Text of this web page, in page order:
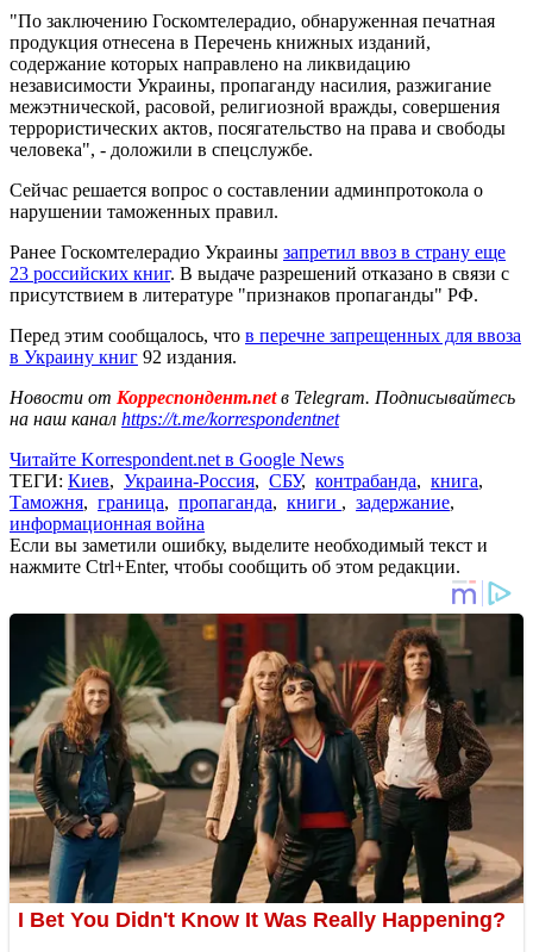
"По заключению Госкомтелерадио, обнаруженная печатная
продукция отнесена в Перечень книжных изданий,
содержание которых направлено на ликвидацию
независимости Украины, пропаганду насилия, разжигание
межэтнической, расовой, религиозной вражды, совершения
террористических актов, посягательство на права и свободы
человека", - доложили в спецслужбе.
Сейчас решается вопрос о составлении админпротокола о
нарушении таможенных правил.
Ранее Госкомтелерадио Украины запретил ввоз в страну еще
23 российских книг. В выдаче разрешений отказано в связи с
присутствием в литературе "признаков пропаганды" РФ.
Перед этим сообщалось, что в перечне запрещенных для ввоза
в Украину книг 92 издания.
Новости от Корреспондент.netв Telegram. Подписывайтесь
на наш канал https://t.me/korrespondentnet
Читайте Korrespondent.net в Google News
ТЕГИ: Киев, Украина-Россия, СБУ, контрабанда, книга,
Таможня, граница, пропаганда, книги , задержание,
информационная война
Если вы заметили ошибку, выделите необходимый текст и
нажмите Ctrl+Enter, чтобы сообщить об этом редакции.